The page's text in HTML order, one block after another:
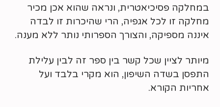
במחלקה פסיכיאטרית, ונראה שהוא אכן מכיר
מחלקה זו לכל אגפיה, הרי שהיכרות זו לבדה
איננה מספיקה, והצורך הספרותי נותר ללא מענה.
מיותר לציין שכל קשר בין ספר זה לבין עלילת
התפסן בשדה השיפון, הוא מקרי בלבד ועל
אחריות הקורא.